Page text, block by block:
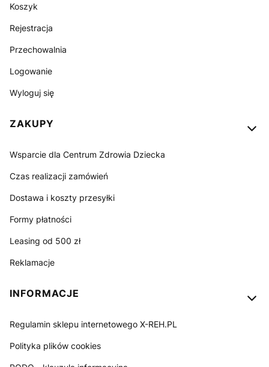
Koszyk
Rejestracja
Przechowalnia
Logowanie
Wyloguj się
ZAKUPY
Wsparcie dla Centrum Zdrowia Dziecka
Czas realizacji zamówień
Dostawa i koszty przesyłki
Formy płatności
Leasing od 500 zł
Reklamacje
INFORMACJE
Regulamin sklepu internetowego X-REH.PL
Polityka plików cookies